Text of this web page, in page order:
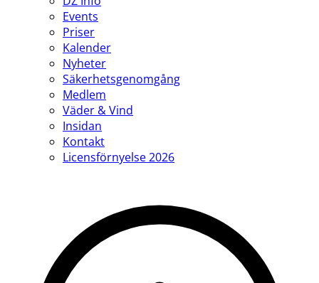
Events
Priser
Kalender
Nyheter
Säkerhetsgenomgång
Medlem
Väder & Vind
Insidan
Kontakt
Licensförnyelse 2026